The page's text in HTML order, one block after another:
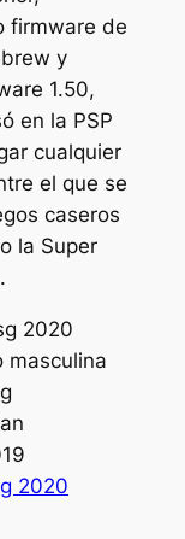
firmware de
y
1.50,
en la PSP
cualquier
el que se
caseros
la Super